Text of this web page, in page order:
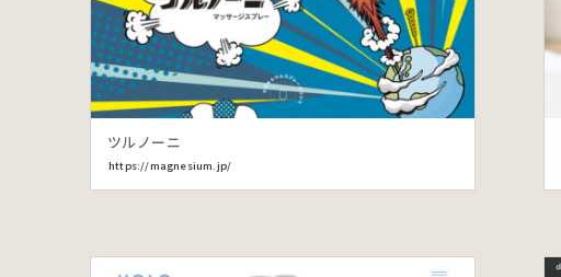
ツルノーニ
https://magnesium.jp/